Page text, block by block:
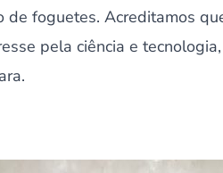
de foguetes. Acreditamos
pela ciência e